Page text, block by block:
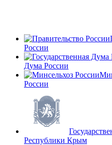
России
Дума России
России
Республики Крым